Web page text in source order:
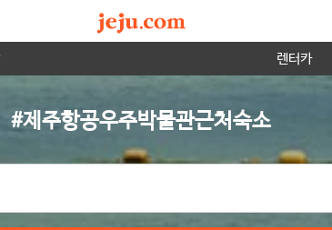
렌터카
#제주항공우주박물관근처숙소